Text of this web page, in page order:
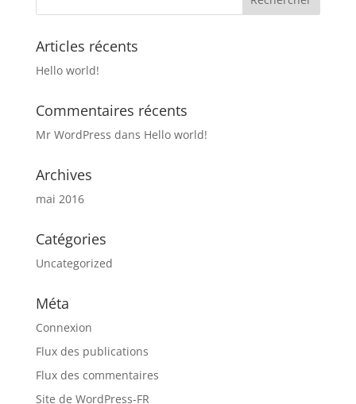
Articles récents
Hello world!
Commentaires récents
Mr WordPress dans Hello world!
Archives
mai 2016
Catégories
Uncategorized
Méta
Connexion
Flux des publications
Flux des commentaires
Site de WordPress-FR